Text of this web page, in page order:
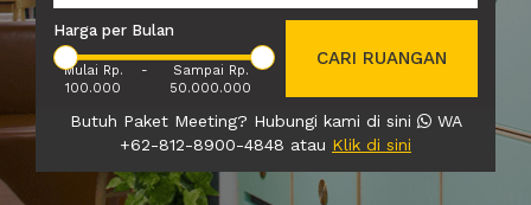
Harga per Bulan
Mulai Rp.
100.000
-
Sampai Rp.
50.000.000
CARI RUANGAN
Butuh Paket Meeting? Hubungi kami di sini
WA
+62-812-8900-4848 atau Klik di sini